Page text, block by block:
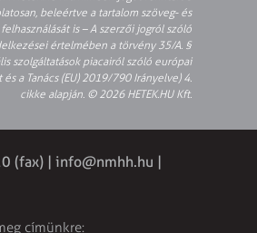
beleértve a tartalom szöveg- és
is – A szerzői jogról szóló
értelmében a törvény 35/A. §
szolgáltatások piacairól szóló európai
a Tanács (EU) 2019/790 Irányelve) 4.
cikke alapján. © 2026 HETEK.HU Kft.
(fax) | info@nmhh.hu |
címünkre: